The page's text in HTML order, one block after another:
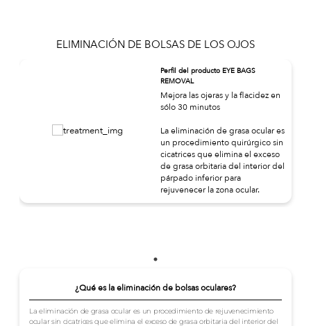
ELIMINACIÓN DE BOLSAS DE LOS OJOS
Perfil del producto EYE BAGS
REMOVAL
Mejora las ojeras y la flacidez en
sólo 30 minutos
La eliminación de grasa ocular es
un procedimiento quirúrgico sin
cicatrices que elimina el exceso
de grasa orbitaria del interior del
párpado inferior para
rejuvenecer la zona ocular.
¿Qué es la eliminación de bolsas oculares?
La eliminación de grasa ocular es un procedimiento de rejuvenecimiento
ocular sin cicatrices que elimina el exceso de grasa orbitaria del interior del